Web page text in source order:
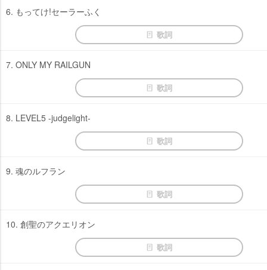
6. もってけ!セーラーふく
歌詞
7. ONLY MY RAILGUN
歌詞
8. LEVEL5 -judgelight-
歌詞
9. 魂のルフラン
歌詞
10. 創聖のアクエリオン
歌詞